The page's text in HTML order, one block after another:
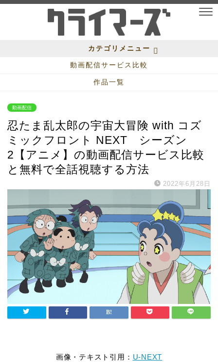
カテゴリメニュー
動画配信サービス比較
作品一覧
動画配信
忍たま乱太郎の宇宙大冒険 with コズ
ミックフロント NEXT シーズン
2【アニメ】の動画配信サービス比較
と無料で全話視聴する方法
2022年6月28日
画像・テキスト引用： U-NEXT